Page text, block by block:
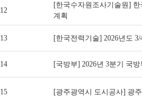
12
[한국수자원조사기술원]
계획
13 [한국전력기술] 2026년도
14 [국방부] 2026년 3분기 국
15 [광주광역시 도시공사] 광